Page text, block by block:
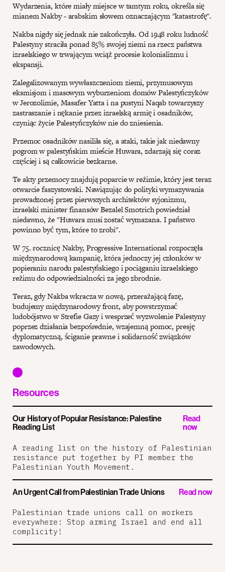
Wydarzenia, które miały miejsce w tamtym roku, określa się
mianem Nakby - arabskim słowem oznaczającym "katastrofę".
Nakba nigdy się jednak nie zakończyła. Od 1948 roku ludność
Palestyny straciła ponad 85% swojej ziemi na rzecz państwa
izraelskiego w trwającym wciąż procesie kolonializmu i
ekspansji.
Zalegalizowanym wywłaszczeniom ziemi, przymusowym
eksmisjom i masowym wyburzeniom domów Palestyńczyków
w Jerozolimie, Masafer Yatta i na pustyni Naqab towarzyszy
zastraszanie i nękanie przez izraelską armię i osadników,
czyniąc życie Palestyńczyków nie do zniesienia.
Przemoc osadników nasiliła się, a ataki, takie jak niedawny
pogrom w palestyńskim mieście Huwara, zdarzają się coraz
częściej i są całkowicie bezkarne.
Te akty przemocy znajdują poparcie w reżimie, który jest teraz
otwarcie faszystowski. Nawiązując do polityki wymazywania
prowadzonej przez pierwszych architektów syjonizmu,
izraelski minister finansów Bezalel Smotrich powiedział
niedawno, że "Huwara musi zostać wymazana. I państwo
powinno być tym, które to zrobi".
W 75. rocznicę Nakby, Progressive International rozpoczęła
międzynarodową kampanię, która jednoczy jej członków w
popieraniu narodu palestyńskiego i pociąganiu izraelskiego
reżimu do odpowiedzialności za jego zbrodnie.
Teraz, gdy Nakba wkracza w nową, przerażającą fazę,
budujemy międzynarodowy front, aby powstrzymać
ludobójstwo w Strefie Gazy i wesprzeć wyzwolenie Palestyny
poprzez działania bezpośrednie, wzajemną pomoc, presję
dyplomatyczną, ściganie prawne i solidarność związków
zawodowych.
Resources
Our History of Popular Resistance: Palestine
Reading List
Read
now
A reading list on the history of Palestinian
resistance put together by PI member the
Palestinian Youth Movement.
An Urgent Call from Palestinian Trade Unions Read now
Palestinian trade unions call on workers
everywhere: Stop arming Israel and end all
complicity!